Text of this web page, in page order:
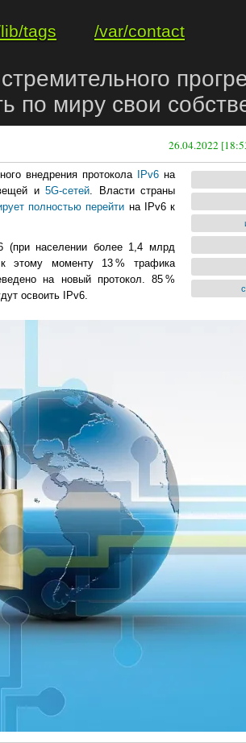
tags /var/contact
по миру свои
26.04.2022
внедрения протокола IPv6 на
вещей и5G-сетей. Власти страны
полностью перейти на IPv6 к
(при населении более 1,4 млрд
этому моменту 13 % трафика
на новый протокол. 85 %
освоить IPv6.